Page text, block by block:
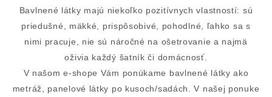
Bavlnené látky majú niekoľko pozitívnych vlastností: sú
priedušné, mäkké, prispôsobivé, pohodlné, ľahko sa s
nimi pracuje, nie sú náročné na ošetrovanie a najmä
oživia každý šatník či domácnosť.
V našom e-shope Vám ponúkame bavlnené látky ako
metráž, panelové látky po kusoch/sadách. V našej ponuke